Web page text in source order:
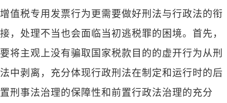
增值税专用发票行为更需要做好刑法与行政法的衔
接，处理不当也会面临当初逃税罪的困境。首先，
要将主观上没有骗取国家税款目的的虚开行为从刑
法中剥离，充分体现行政刑法在制定和运行时的后
置刑事法治理的保障性和前置行政法治理的充分